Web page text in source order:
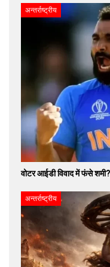
अन्तर्राष्ट्रीय
वोटर आईडी विवाद में फंसे
अन्तर्राष्ट्रीय